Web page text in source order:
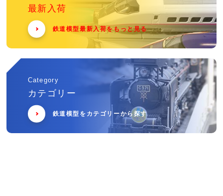
最新入荷
鉄道模型最新入荷をもっと見る
Category
カテゴリー
鉄道模型をカテゴリーから探す